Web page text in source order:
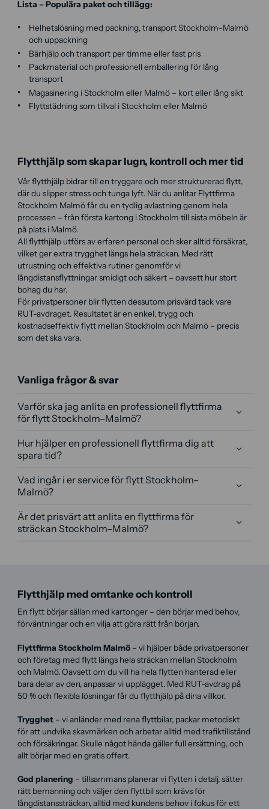
Lista – Populära paket och tillägg:
Helhetslösning med packning, transport Stockholm–Malmö
och uppackning
Bärhjälp och transport per timme eller fast pris
Packmaterial och professionell emballering för lång
transport
Magasinering i Stockholm eller Malmö – kort eller lång sikt
Flyttstädning som tillval i Stockholm eller Malmö
Flytthjälp som skapar lugn, kontroll och mer tid
Vår flytthjälp bidrar till en tryggare och mer strukturerad flytt,
där du slipper stress och tunga lyft. När du anlitar Flyttfirma
Stockholm Malmö får du en tydlig avlastning genom hela
processen – från första kartong i Stockholm till sista möbeln är
på plats i Malmö.
All flytthjälp utförs av erfaren personal och sker alltid försäkrat,
vilket ger extra trygghet längs hela sträckan. Med rätt
utrustning och effektiva rutiner genomför vi
långdistansflyttningar smidigt och säkert – oavsett hur stort
bohag du har.
För privatpersoner blir flytten dessutom prisvärd tack vare
RUT-avdraget. Resultatet är en enkel, trygg och
kostnadseffektiv flytt mellan Stockholm och Malmö – precis
som det ska vara.
Vanliga frågor & svar
Varför ska jag anlita en professionell flyttfirma
för flytt Stockholm–Malmö?
Hur hjälper en professionell flyttfirma dig att
spara tid?
Vad ingår i er service för flytt Stockholm–
Malmö?
Är det prisvärt att anlita en flyttfirma för
sträckan Stockholm–Malmö?
Flytthjälp med omtanke och kontroll
En flytt börjar sällan med kartonger – den börjar med behov,
förväntningar och en vilja att göra rätt från början.
Flyttfirma Stockholm Malmö– vi hjälper både privatpersoner
och företag med flytt längs hela sträckan mellan Stockholm
och Malmö. Oavsett om du vill ha hela flytten hanterad eller
bara delar av den, anpassar vi upplägget. Med RUT-avdrag på
50 % och flexibla lösningar får du flytthjälp på dina villkor.
Trygghet– vi anländer med rena flyttbilar, packar metodiskt
för att undvika skavmärken och arbetar alltid med trafiktillstånd
och försäkringar. Skulle något hända gäller full ersättning, och
allt börjar med en gratis offert.
God planering – tillsammans planerar vi flytten i detalj, sätter
rätt bemanning och väljer den flyttbil som krävs för
långdistanssträckan, alltid med kundens behov i fokus för ett